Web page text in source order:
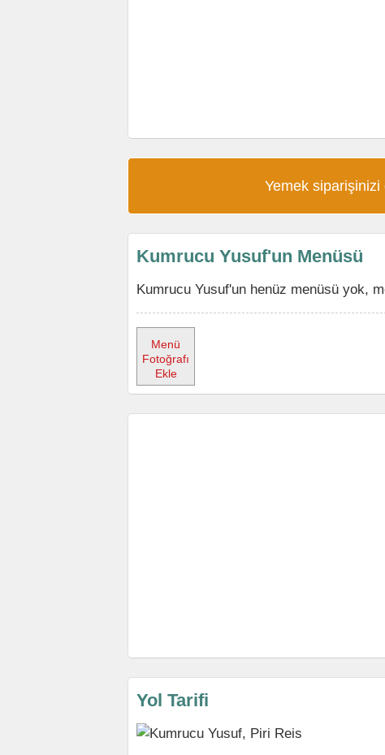
Yemek siparişinizi
Kumrucu Yusuf'un Menüsü
Kumrucu Yusuf'un henüz menüsü yok,
Menü
Fotoğrafı
Ekle
Yol Tarifi